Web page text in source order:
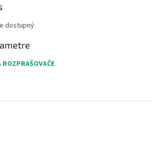
dostupný
ROZPRAŠOVAČE